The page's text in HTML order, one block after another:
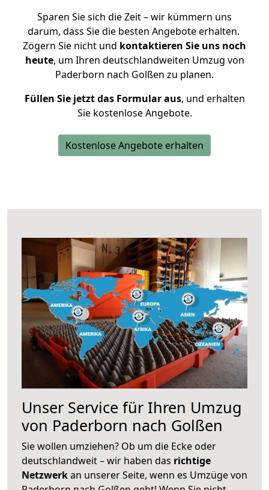
Sparen Sie sich die Zeit – wir kümmern uns
darum, dass Sie die besten Angebote erhalten.
Zögern Sie nicht und kontaktieren Sie uns noch
heute, um Ihren deutschlandweiten Umzug von
Paderborn nach Golßen zu planen.
Füllen Sie jetzt das Formular aus, und erhalten
Sie kostenlose Angebote.
Kostenlose Angebote erhalten
Unser Service für Ihren Umzug
von Paderborn nach Golßen
Sie wollen umziehen? Ob um die Ecke oder
deutschlandweit – wir haben das richtige
Netzwerkan unserer Seite, wenn es Umzüge von